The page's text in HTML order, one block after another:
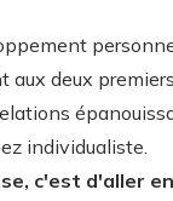
aux deux
individualiste.
c'est d'aller